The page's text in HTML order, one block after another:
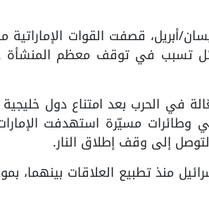
أبريل، قصفت القوات
هائل تسبب في توقف معظم
في الحرب بعد امتناع دول
وطائرات مسيّرة استهدفت
إلى وقف إطلاق النار.
منذ تطبيع العلاقات بينهما،